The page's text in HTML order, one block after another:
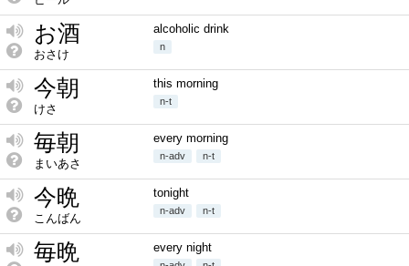
お酒
おさけ
alcoholic drink
n
今朝
けさ
this morning
n-t
毎朝
まいあさ
every morning
n-adv n-t
今晩
こんばん
tonight
n-adv n-t
毎晩 every night